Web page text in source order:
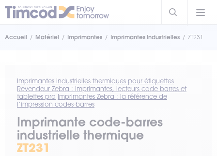
Accueil Matériel Imprimantes Imprimantes Industrielles ZT231
Imprimantes industrielles thermiques pour étiquettes
Revendeur Zebra : imprimantes, lecteurs code barres et
tablettes pro Imprimantes Zebra : la référence de
l’impression codes-barres
Imprimante code-barres
industrielle thermique
ZT231